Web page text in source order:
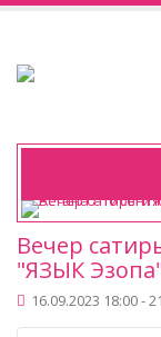
Вечер
"ЯЗЫК
16.09.2023 18:00 -